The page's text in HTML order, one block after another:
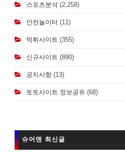
스포츠분석 (2,258)
안전놀이터 (11)
먹튀사이트 (355)
신규사이트 (890)
공지사항 (13)
토토사이트 정보공유 (68)
슈어맨 최신글